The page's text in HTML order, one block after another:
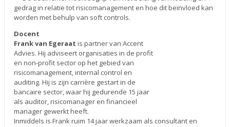
gedrag in relatie tot risicomanagement en hoe dit beïnvloed kan
worden met behulp van soft controls.
Docent
Frank van Egeraat is partner van Accent
Advies. Hij adviseert organisaties in de profit
en non-profit sector op het gebied van
risicomanagement, internal control en
auditing. Hij is zijn carrière gestart in de
bancaire sector, waar hij gedurende 15 jaar
als auditor, risicomanager en financieel
manager gewerkt heeft.
Inmiddels is Frank ruim 14 jaar werkzaam als consultant en